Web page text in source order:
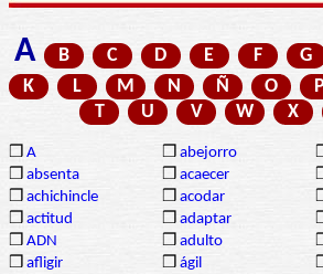
A B C D E F G
K
L M N Ñ O P
T
U V W X
❒ A ❒ abejorro
❒ absenta ❒ acaecer
❒ achichincle ❒ acodar
❒ actitud ❒ adaptar
❒ ADN ❒ adulto
❒ afligir ❒ ágil